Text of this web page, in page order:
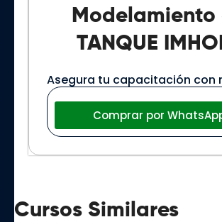
Modelamiento
TANQUE
Asegura tu capacitación con
Comprar por
Cursos Similares